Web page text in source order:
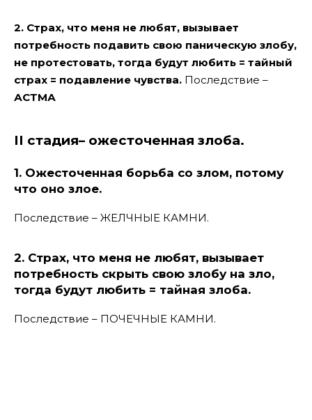
2. Страх, что меня не любят, вызывает
потребность подавить свою паническую злобу,
не протестовать, тогда будут любить = тайный
страх = подавление чувства. Последствие –
АСТМА
II стадия– ожесточенная злоба.
1. Ожесточенная борьба со злом, потому
что оно злое.
Последствие – ЖЕЛЧНЫЕ КАМНИ.
2. Страх, что меня не любят, вызывает
потребность скрыть свою злобу на зло,
тогда будут любить = тайная злоба.
Последствие – ПОЧЕЧНЫЕ КАМНИ.